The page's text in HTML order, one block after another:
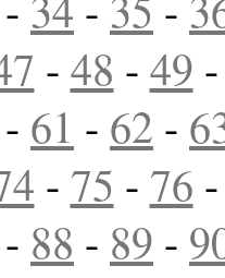
- 48 - 49
- 61 - 62 -
- 75 - 76
- 88 - 89 -